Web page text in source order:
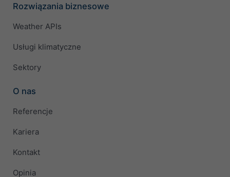
Rozwiązania biznesowe
Weather APIs
Usługi klimatyczne
Sektory
O nas
Referencje
Kariera
Kontakt
Opinia